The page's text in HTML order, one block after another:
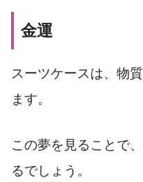
金運
スーツケースは、物
ます。
この夢を見ることで
るでしょう。